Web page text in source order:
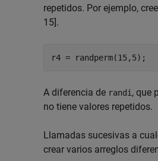
repetidos. Por ejemplo,
15].
r4 = randperm(15,5);
A diferencia de randi , que
no tiene valores repetidos.
Llamadas sucesivas a
crear varios arreglos